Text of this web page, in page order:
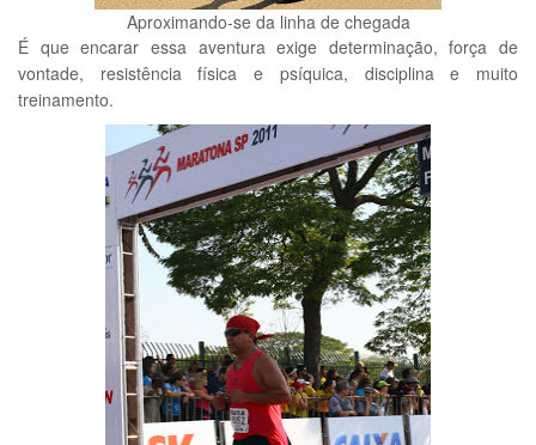
Aproximando-se da linha de chegada
É que encarar essa aventura exige determinação, força de
vontade, resistência física e psíquica, disciplina e muito
treinamento.